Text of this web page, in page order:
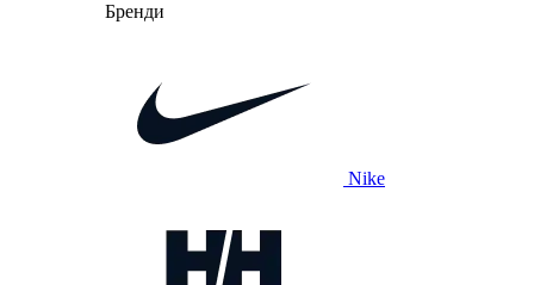
Бренди
Nike